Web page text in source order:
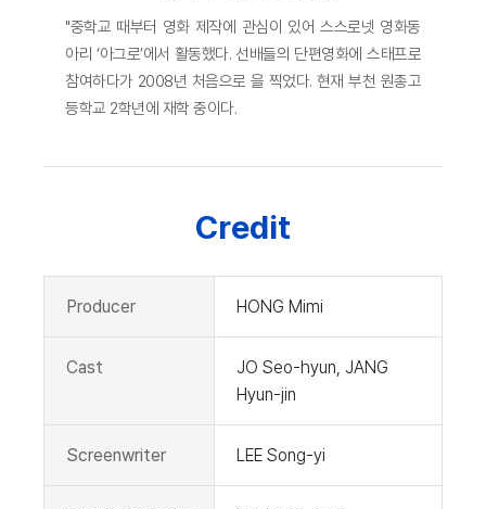
"중학교 때부터 영화 제작에 관심이 있어 스스로넷 영화동
아리 ‘아그로’에서 활동했다. 선배들의 단편영화에 스태프로
참여하다가 2008년 처음으로 을 찍었다. 현재 부천 원종고
등학교 2학년에 재학 중이다.
Credit
Producer HONG Mimi
Cast
JO Seo-hyun, JANG
Hyun-jin
Screenwriter LEE Song-yi